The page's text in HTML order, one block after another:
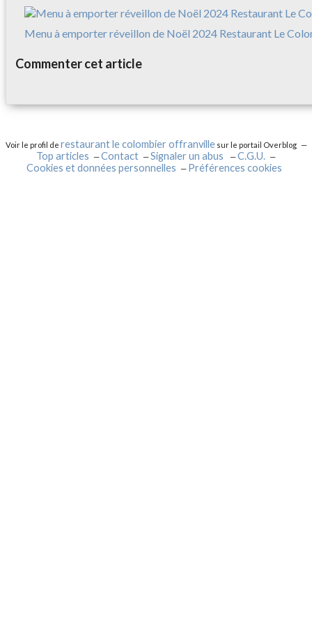
Menu à emporter réveillon de Noël 2024 Restaurant Le
Commenter cet article
Voir le profil de restaurant le colombier offranvillesur le portail Overblog
Top articles Contact Signaler un abus
C.G.U.
Cookies et données personnelles
Préférences cookies